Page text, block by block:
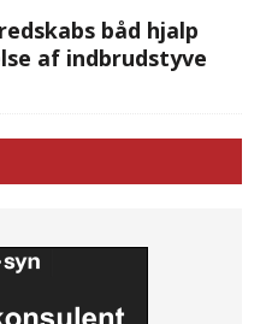
båd hjalp
af indbrudstyve